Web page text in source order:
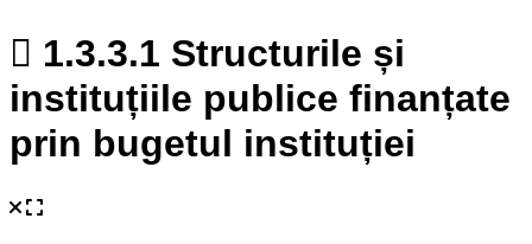
1.3.3.1 Structurile și
instituțiile publice finanțate
prin bugetul instituției